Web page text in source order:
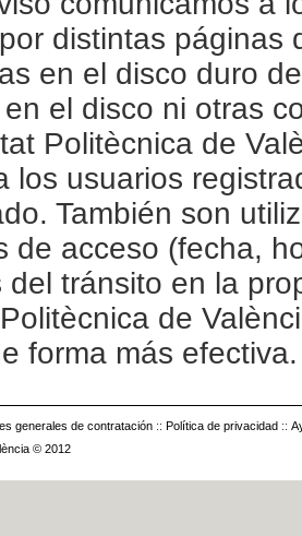
distintas páginas
en el disco duro
el disco ni otras
Politècnica de
los usuarios
También son
de acceso (fecha,
del tránsito en la
de
forma más efectiva.
generales de contratación :: Política de privacidad ::
© 2012